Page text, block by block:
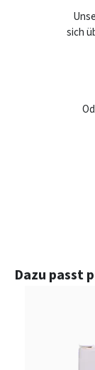
sich
Produktgalerie
Dazu passt